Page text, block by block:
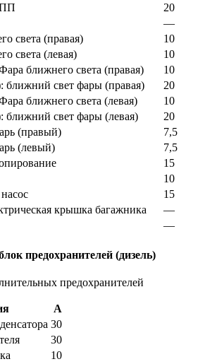
20
—
света (правая)
10
света (левая)
10
ближнего света (правая)
10
ближний свет фары (правая)
20
ближнего света (левая)
10
ближний свет фары (левая)
20
(правый)
7,5
(левый)
7,5
15
10
15
крышка багажника
—
—
предохранителей (дизель)
А
30
30
10